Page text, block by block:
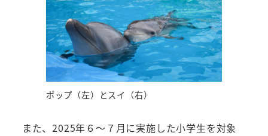
ポップ（左）とスイ（右）
また、2025年６～７月に実施した小学生を対象